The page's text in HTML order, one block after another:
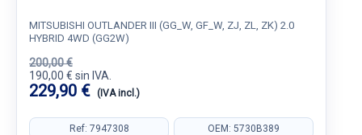
MITSUBISHI OUTLANDER III (GG_W, GF_W, ZJ, ZL, ZK) 2.0
HYBRID 4WD (GG2W)
200,00 €
190,00 € sin IVA.
229,90 € (IVA incl.)
Ref: 7947308 OEM: 5730B389